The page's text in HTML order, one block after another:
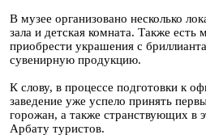
В музее организовано несколько
зала и детская комната. Также есть
приобрести украшения с
сувенирную продукцию.
К слову, в процессе подготовки к
заведение уже успело принять
горожан, а также странствующих в
Арбату туристов.